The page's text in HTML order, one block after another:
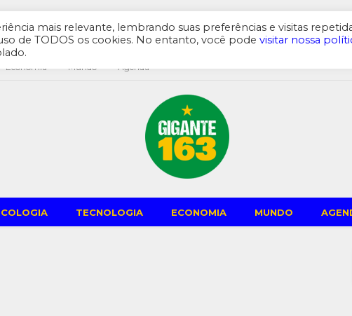
Economia Mundo Agenda
TECNOLOGIA ECONOMIA MUNDO
mais relevante, lembrando suas preferências e visitas
de TODOS os cookies. No entanto, você pode visitar nossa